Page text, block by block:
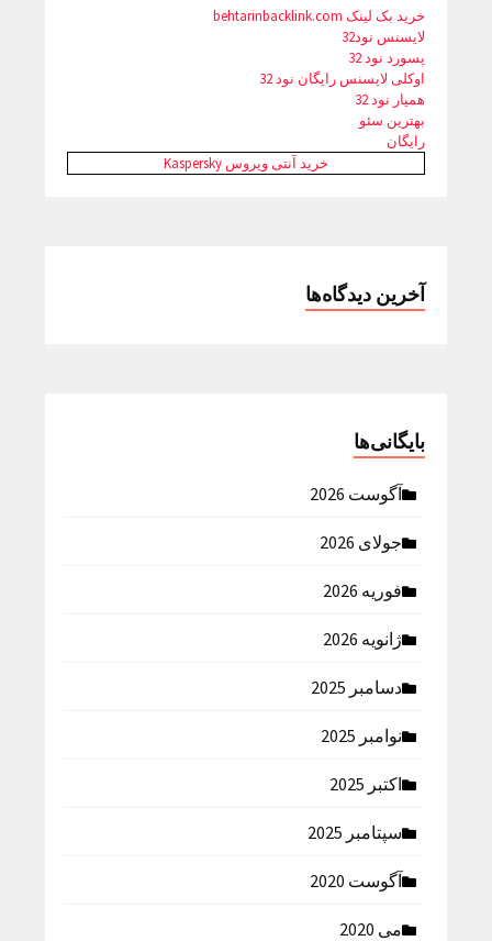
خرید بک لینک behtarinbacklink.com
لایسنس نود32
پسورد نود 32
اوکلی لایسنس رایگان نود 32
همیار نود 32
بهترین سئو
رایگان
خرید آنتی ویروس Kaspersky
آخرین دیدگاه‌ها
بایگانی‌ها
آگوست 2026
جولای 2026
فوریه 2026
ژانویه 2026
دسامبر 2025
نوامبر 2025
اکتبر 2025
سپتامبر 2025
آگوست 2020
می 2020